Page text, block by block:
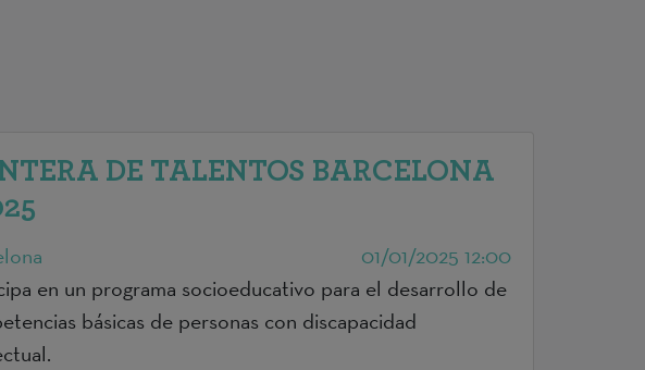
DE TALENTOS BARCELONA
01/01/2025 12:00
en un programa socioeducativo para el desarrollo de
básicas de personas con discapacidad